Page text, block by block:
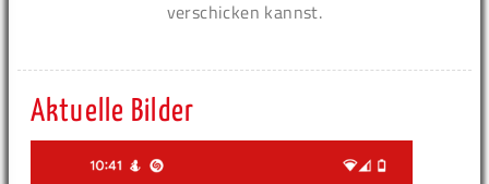
verschicken kannst.
Aktuelle Bilder